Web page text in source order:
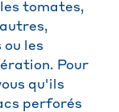
tomates,
ou les
Pour
qu'ils
perforés